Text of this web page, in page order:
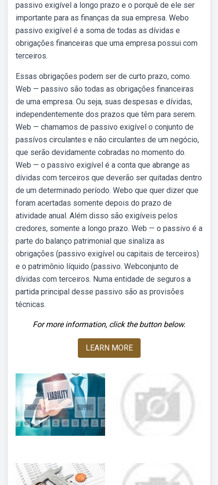
passivo exigível a longo prazo e o porquê de ele ser
importante para as finanças da sua empresa. Webo
passivo exigível é a soma de todas as dívidas e
obrigações financeiras que uma empresa possui com
terceiros.
Essas obrigações podem ser de curto prazo, como.
Web — passivo são todas as obrigações financeiras
de uma empresa. Ou seja, suas despesas e dívidas,
independentemente dos prazos que têm para serem.
Web — chamamos de passivo exigível o conjunto de
passívos circulantes e não circulantes de um negócio,
que serão devidamente cobradas no momento do.
Web — o passivo exigível é a conta que abrange as
dívidas com terceiros que deverão ser quitadas dentro
de um determinado período. Webo que quer dizer que
foram acertadas somente depois do prazo de
atividade anual. Além disso são exigíveis pelos
credores, somente a longo prazo. Web — o passivo é a
parte do balanço patrimonial que sinaliza as
obrigações (passivo exigível ou capitais de terceiros)
e o patrimônio líquido (passivo. Webconjunto de
dívidas com terceiros. Numa entidade de seguros a
partida principal desse passivo são as provisões
técnicas.
For more information, click the button below.
LEARN MORE